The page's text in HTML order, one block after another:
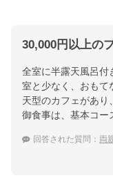
30,000円以上の
全室に半露天風呂付
室と少なく、おもて
天型のカフェがあり
御食事は、基本コー
回答された質問： 両